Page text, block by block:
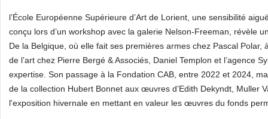
l’École Européenne Supérieure d’Art de Lorient, une sensibilité
conçu lors d’un workshop avec la galerie Nelson-Freeman, révèle
De la Belgique, où elle fait ses premières armes chez Pascal
de l’art chez Pierre Bergé & Associés, Daniel Templon et l’agence
expertise. Son passage à la Fondation CAB, entre 2022 et 2024,
de la collection Hubert Bonnet aux œuvres d’Edith Dekyndt, Muller
l'exposition hivernale en mettant en valeur les œuvres du fonds